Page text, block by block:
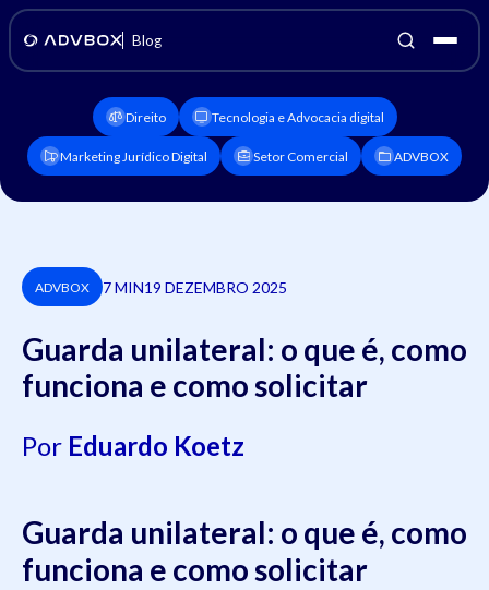
Blog
Direito Tecnologia e Advocacia digital
Marketing Jurídico Digital Setor Comercial ADVBOX
ADVBOX 7 MIN19 DEZEMBRO 2025
Guarda unilateral: o que é, como
funciona e como solicitar
Por Eduardo Koetz
Guarda unilateral: o que é, como
funciona e como solicitar